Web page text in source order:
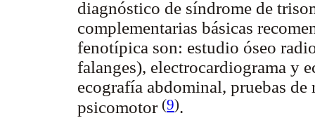
diagnóstico de síndrome de
complementarias básicas
fenotípica son: estudio óseo
falanges), electrocardiograma y
ecografía abdominal, pruebas
psicomotor (9).